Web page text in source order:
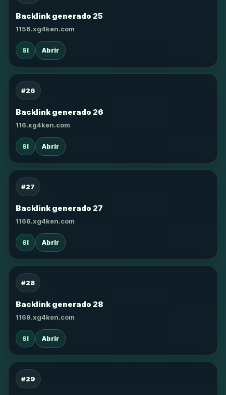
Backlink generado 25
1156.xg4ken.com
SI Abrir
#26
Backlink generado 26
116.xg4ken.com
SI Abrir
#27
Backlink generado 27
1166.xg4ken.com
SI Abrir
#28
Backlink generado 28
1169.xg4ken.com
SI Abrir
#29